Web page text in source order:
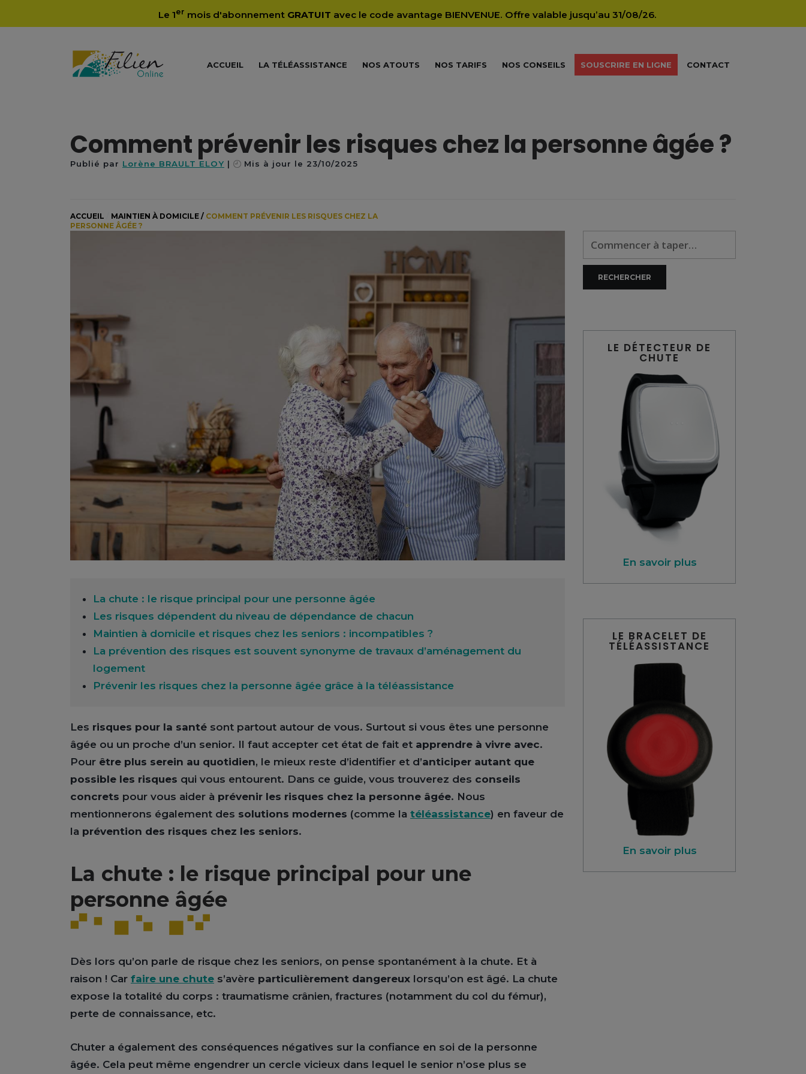
Le 1er mois d'abonnement GRATUIT avec le code avantage BIENVENUE. Offre valable jusqu’au 31/08/26.
ACCUEIL LA TÉLÉASSISTANCE NOS ATOUTS NOS TARIFS NOS CONSEILS SOUSCRIRE EN LIGNE CONTACT
Publié par Lorène BRAULT ELOY Mis à jour le 23/10/2025
Comment prévenir les risques chez la personne âgée ?
ACCUEIL MAINTIEN À DOMICILE / COMMENT PRÉVENIR LES RISQUES CHEZ LA
PERSONNE ÂGÉE ?
La chute : le risque principal pour une personne âgée
Les risques dépendent du niveau de dépendance de chacun
Maintien à domicile et risques chez les seniors : incompatibles ?
La prévention des risques est souvent synonyme de travaux d’aménagement du
logement
Prévenir les risques chez la personne âgée grâce à la téléassistance
Les risques pour la santé sont partout autour de vous. Surtout si vous êtes une personne
âgée ou un proche d’un senior. Il faut accepter cet état de fait et apprendre à vivre avec.
Pour être plus serein au quotidien, le mieux reste d’identifier et d’anticiper autant que
possible les risques qui vous entourent. Dans ce guide, vous trouverez des conseils
concrets pour vous aider à prévenir les risques chez la personne âgée. Nous
mentionnerons également des solutions modernes (comme la téléassistance) en faveur de
la prévention des risques chez les seniors.
La chute : le risque principal pour une
personne âgée
Dès lors qu’on parle de risque chez les seniors, on pense spontanément à la chute. Et à
raison ! Car faire une chute s’avère particulièrement dangereux lorsqu’on est âgé. La chute
expose la totalité du corps : traumatisme crânien, fractures (notamment du col du fémur),
perte de connaissance, etc.
Chuter a également des conséquences négatives sur la confiance en soi de la personne
âgée. Cela peut même engendrer un cercle vicieux dans lequel le senior n’ose plus se
LE DÉTECTEUR DE
CHUTE
En savoir plus
LE BRACELET DE
TÉLÉASSISTANCE
En savoir plus